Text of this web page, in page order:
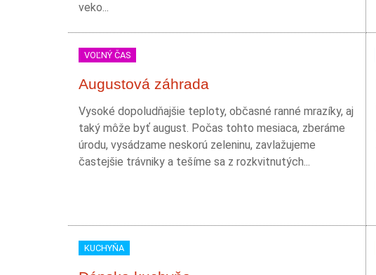
veko...
VOĽNÝ ČAS
Augustová záhrada
Vysoké dopoludňajšie teploty, občasné ranné mrazíky, aj
taký môže byť august. Počas tohto mesiaca, zberáme
úrodu, vysádzame neskorú zeleninu, zavlažujeme
častejšie trávniky a tešíme sa z rozkvitnutých...
KUCHYŇA